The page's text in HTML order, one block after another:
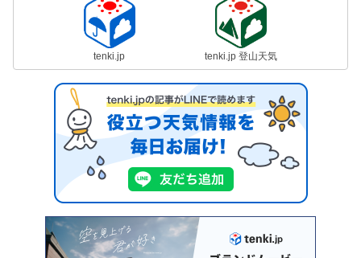
tenki.jp tenki.jp 登山天気